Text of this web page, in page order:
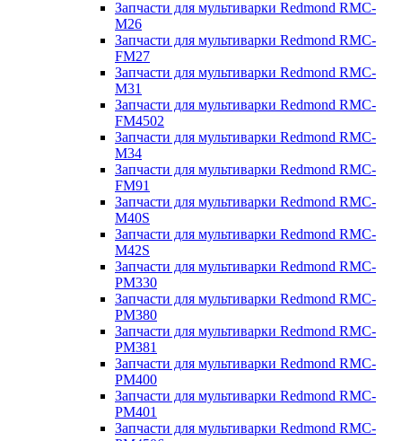
Запчасти для мультиварки Redmond RMC-
M26
Запчасти для мультиварки Redmond RMC-
FM27
Запчасти для мультиварки Redmond RMC-
M31
Запчасти для мультиварки Redmond RMC-
FM4502
Запчасти для мультиварки Redmond RMC-
M34
Запчасти для мультиварки Redmond RMC-
FM91
Запчасти для мультиварки Redmond RMC-
M40S
Запчасти для мультиварки Redmond RMC-
M42S
Запчасти для мультиварки Redmond RMC-
PM330
Запчасти для мультиварки Redmond RMC-
PM380
Запчасти для мультиварки Redmond RMC-
PM381
Запчасти для мультиварки Redmond RMC-
PM400
Запчасти для мультиварки Redmond RMC-
PM401
Запчасти для мультиварки Redmond RMC-